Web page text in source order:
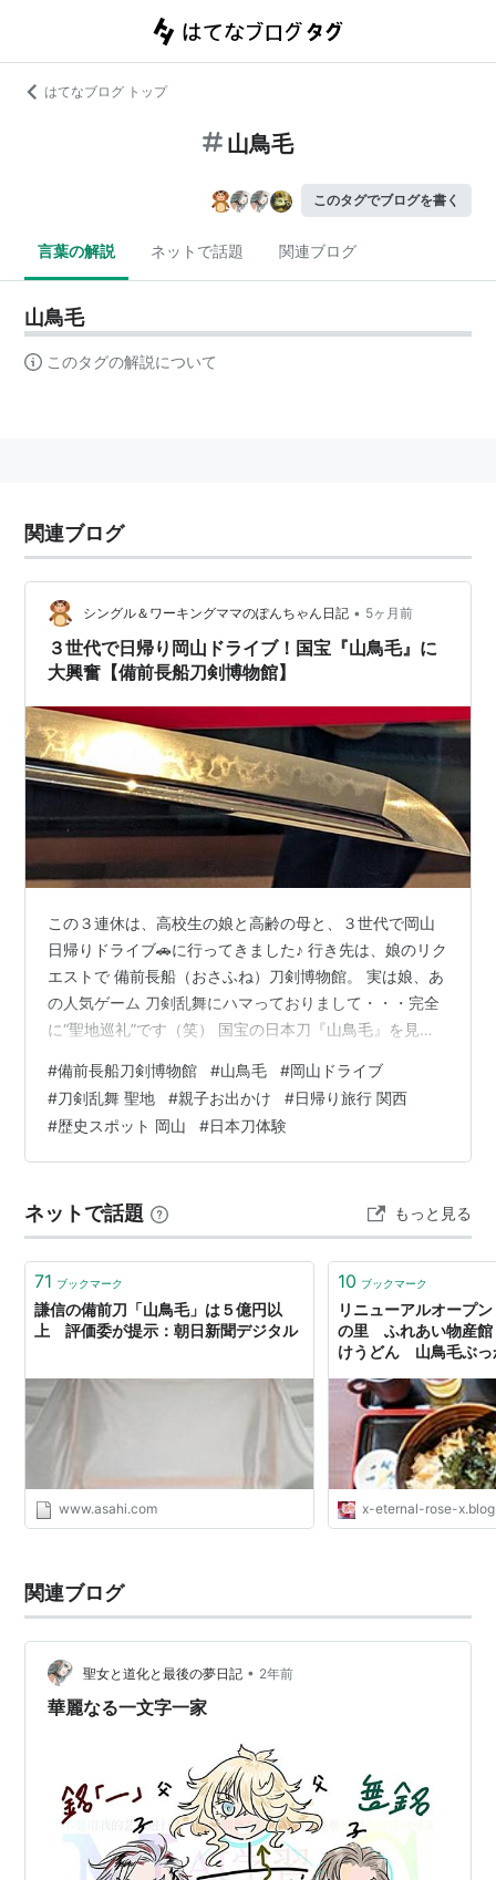
はてなブログ トップ
山鳥毛
このタグでブログを書く
言葉の解説 ネットで話題 関連ブログ
山鳥毛
このタグの解説について
関連ブログ
シングル＆ワーキングママのぽんちゃん日記 • 5ヶ月前
３世代で日帰り岡山ドライブ！国宝『山鳥毛』に
大興奮【備前長船刀剣博物館】
この３連休は、高校生の娘と高齢の母と、３世代で岡山
日帰りドライブ🚗に行ってきました♪ 行き先は、娘のリク
エストで 備前長船（おさふね）刀剣博物館。 実は娘、あ
の人気ゲーム 刀剣乱舞にハマっておりまして・・・完全
に“聖地巡礼”です（笑） 国宝の日本刀『山鳥毛』を見に
職人さんに聞いた『日本刀のすごさ』 アクセスは正直ち
ょっと不便 ⚔️この人が『山鳥毛』のキャラらしい ほほ〜
国宝の日本刀『山鳥毛』を見に行く 今回のお目当ては、
あの上杉謙信の愛用とされる国宝 『山鳥毛（さんちょう
さっぱりわ…
#備前長船刀剣博物館 #山鳥毛 #岡山ドライブ
#刀剣乱舞 聖地 #親子お出かけ #日帰り旅行 関西
#歴史スポット 岡山 #日本刀体験
ネットで話題 もっと見る
71 ブックマーク
謙信の備前刀「山鳥毛」は５億円以
上 評価委が提示：朝日新聞デジタル
www.asahi.com
10 ブックマーク
リニューアルオープ
の里 ふれあい物産
けうどん 山鳥毛ぶ
Rose （エターナルロ
x-eternal-rose-
関連ブログ
聖女と道化と最後の夢日記 • 2年前
華麗なる一文字一家